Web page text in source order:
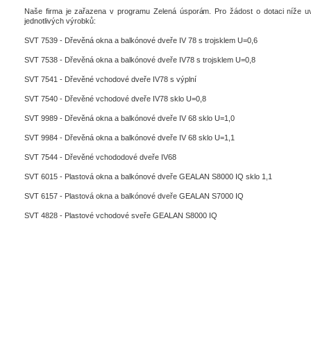
Naše firma je zařazena v programu Zelená úsporám. Pro žádost o dotaci níže
jednotlivých výrobků:
SVT 7539 - Dřevěná okna a balkónové dveře IV 78 s trojsklem U=0,6
SVT 7538 - Dřevěná okna a balkónové dveře IV78 s trojsklem U=0,8
SVT 7541 - Dřevěné vchodové dveře IV78 s výplní
SVT 7540 - Dřevěné vchodové dveře IV78 sklo U=0,8
SVT 9989 - Dřevěná okna a balkónové dveře IV 68 sklo U=1,0
SVT 9984 - Dřevěná okna a balkónové dveře IV 68 sklo U=1,1
SVT 7544 - Dřevěné vchododové dveře IV68
SVT 6015 - Plastová okna a balkónové dveře GEALAN S8000 IQ sklo 1,1
SVT 6157 - Plastová okna a balkónové dveře GEALAN S7000 IQ
SVT 4828 - Plastové vchodové sveře GEALAN S8000 IQ